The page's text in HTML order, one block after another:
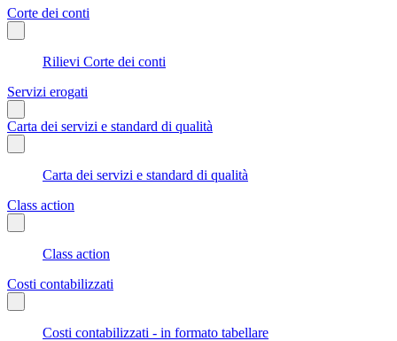
Corte dei conti
Rilievi Corte dei conti
Servizi erogati
Carta dei servizi e standard di qualità
Carta dei servizi e standard di qualità
Class action
Class action
Costi contabilizzati
Costi contabilizzati - in formato tabellare